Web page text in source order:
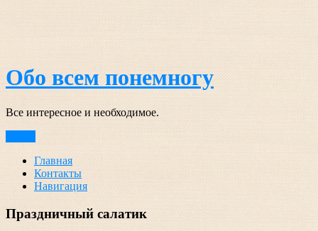
Обо всем понемногу
Все интересное и необходимое.
Главная
Контакты
Навигация
Праздничный салатик